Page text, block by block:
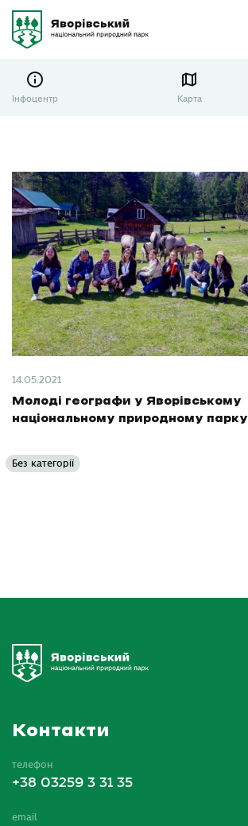
Інфоцентр Карта
14.05.2021
Молоді географи у Яворівському
національному природному парку
Без категорії
Контакти
телефон
+38 03259 3 31 35
email